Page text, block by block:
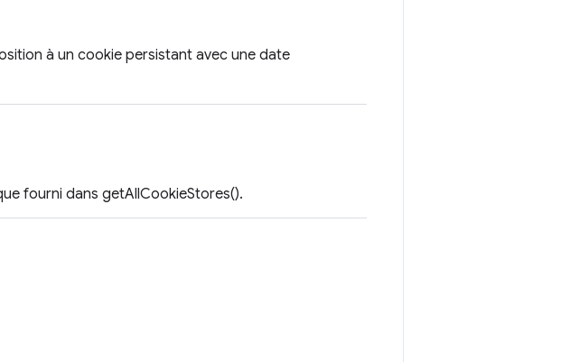
à un cookie persistant avec une date
fourni dans getAllCookieStores().